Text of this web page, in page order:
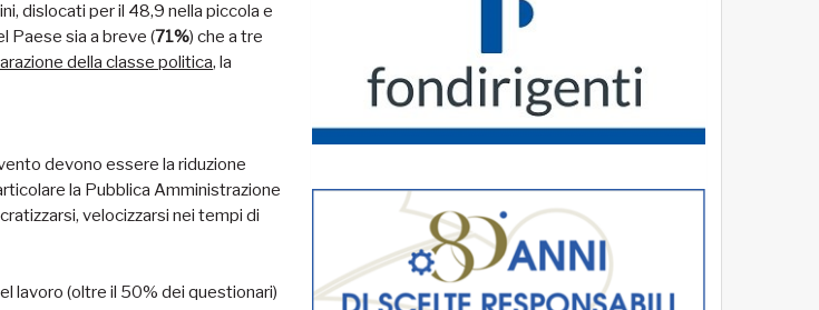
dislocati per il 48,9 nella piccola e
Paese sia a breve (71%) che a tre
della classe politica, la
devono essere la riduzione
la Pubblica Amministrazione
velocizzarsi nei tempi di
lavoro (oltre il 50% dei questionari)